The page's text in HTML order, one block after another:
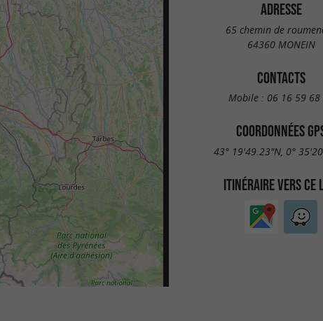
ADRESSE
65 chemin de
64360 MONEIN
CONTACTS
Mobile : 06 16 59 68
COORDONNÉES
43° 19'49.23"N, 0°
ITINÉRAIRE VERS CE